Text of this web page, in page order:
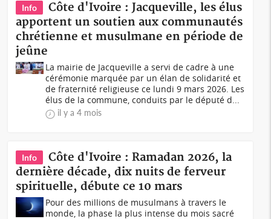
Info
Côte d'Ivoire : Jacqueville, les élus
apportent un soutien aux communautés
chrétienne et musulmane en période de
jeûne
La mairie de Jacqueville a servi de cadre à une
cérémonie marquée par un élan de solidarité et
de fraternité religieuse ce lundi 9 mars 2026. Les
élus de la commune, conduits par le député d...
il y a 4 mois
Info
Côte d'Ivoire : Ramadan 2026, la
dernière décade, dix nuits de ferveur
spirituelle, débute ce 10 mars
Pour des millions de musulmans à travers le
monde, la phase la plus intense du mois sacré